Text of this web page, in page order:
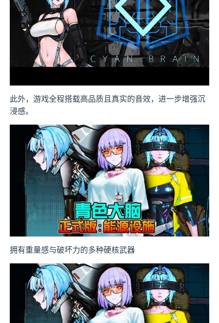
此外，游戏全程搭载高品质且真实的音效，进一步增强沉
浸感。
拥有重量感与破坏力的多种硬核武器